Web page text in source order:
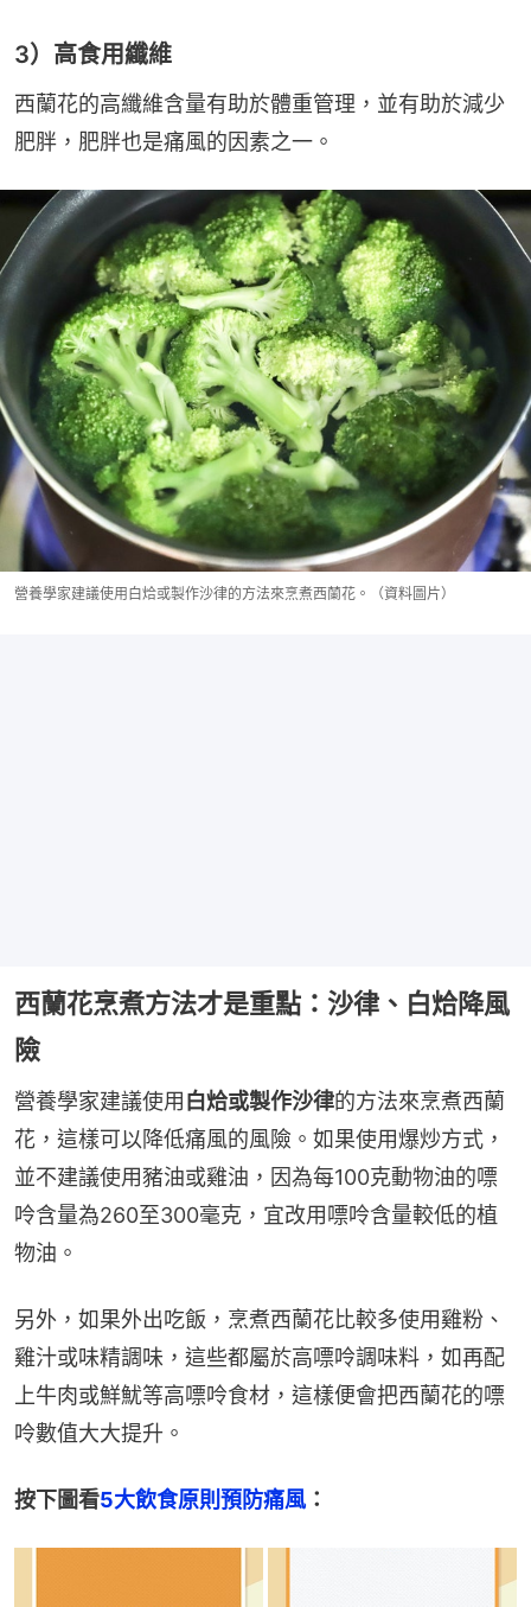
3）高食用纖維
西蘭花的高纖維含量有助於體重管理，並有助於減少
肥胖，肥胖也是痛風的因素之一。
營養學家建議使用白烚或製作沙律的方法來烹煮西蘭花。（資料圖片）
西蘭花烹煮方法才是重點：沙律、白烚降風
險
營養學家建議使用 白烚或製作沙律的方法來烹煮西蘭
花，這樣可以降低痛風的風險。如果使用爆炒方式，
並不建議使用豬油或雞油，因為每100克動物油的嘌
呤含量為260至300毫克，宜改用嘌呤含量較低的植
物油。
另外，如果外出吃飯，烹煮西蘭花比較多使用雞粉、
雞汁或味精調味，這些都屬於高嘌呤調味料，如再配
上牛肉或鮮魷等高嘌呤食材，這樣便會把西蘭花的嘌
呤數值大大提升。
按下圖看5大飲食原則預防痛風 ：